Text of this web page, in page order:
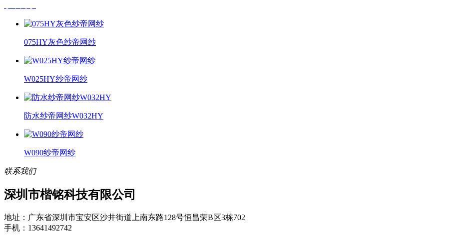
075HY灰色纱帝网纱
W025HY纱帝网纱
防水纱帝网纱W032HY
W090纱帝网纱
联系我们
深圳市楷铭科技有限公司
地址：广东省深圳市宝安区沙井街道上南东路128号恒昌荣B区3栋702
手机：13641492742